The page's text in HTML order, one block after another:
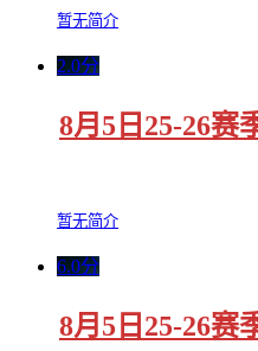
暂无简介
2.0分
8月5日25-26赛
暂无简介
6.0分
8月5日25-26赛